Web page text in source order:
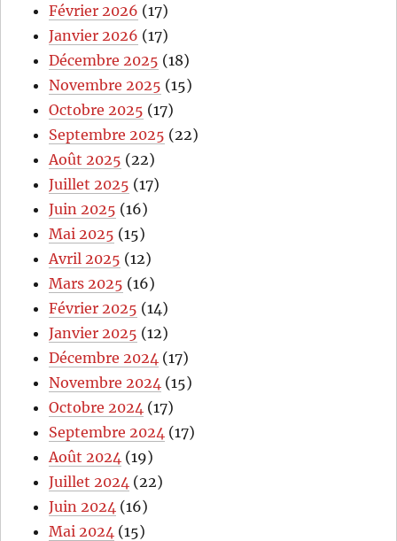
Février 2026 (17)
Janvier 2026 (17)
Décembre 2025 (18)
Novembre 2025 (15)
Octobre 2025 (17)
Septembre 2025 (22)
Août 2025 (22)
Juillet 2025 (17)
Juin 2025 (16)
Mai 2025 (15)
Avril 2025 (12)
Mars 2025 (16)
Février 2025 (14)
Janvier 2025 (12)
Décembre 2024 (17)
Novembre 2024 (15)
Octobre 2024 (17)
Septembre 2024 (17)
Août 2024 (19)
Juillet 2024 (22)
Juin 2024 (16)
Mai 2024 (15)